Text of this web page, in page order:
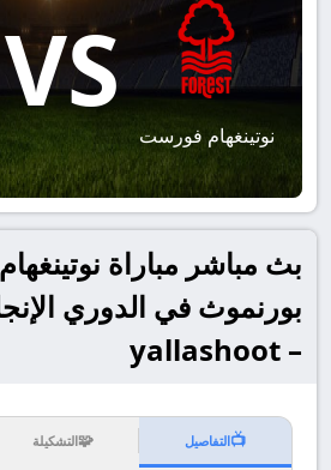
نوتينغهام فورست
VS
بث مباشر مباراة
بورنموث في الدوري
– yallashoot
📺التفاصيل 🧩التشكيلة